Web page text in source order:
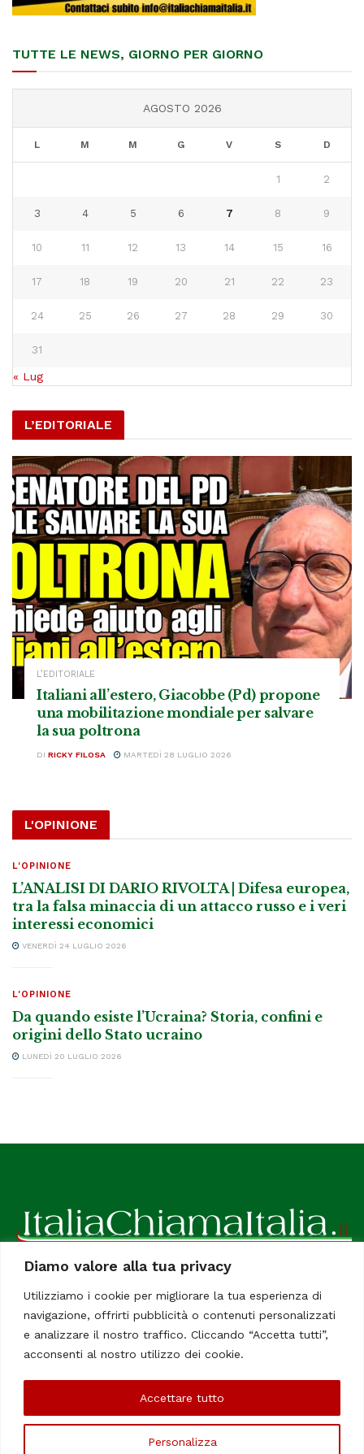
Diamo valore alla tua privacy
Utilizziamo i cookie per migliorare la tua esperienza di
navigazione, offrirti pubblicità o contenuti personalizzati
e analizzare il nostro traffico. Cliccando “Accetta tutti”,
acconsenti al nostro utilizzo dei cookie.
Personalizza
Accettare tutto
TUTTE LE NEWS, GIORNO PER GIORNO
AGOSTO 2026
L M M G V S D
1 2
3 4 5 6 7 8 9
10 11 12 13 14 15 16
17 18 19 20 21 22 23
24 25 26 27 28 29 30
31
« Lug
L’EDITORIALE
L’EDITORIALE
Italiani all’estero, Giacobbe (Pd) propone
una mobilitazione mondiale per salvare
la sua poltrona
DI RICKY FILOSA MARTEDÌ 28 LUGLIO 2026
L'OPINIONE
L'OPINIONE
L’ANALISI DI DARIO RIVOLTA | Difesa europea,
tra la falsa minaccia di un attacco russo e i veri
interessi economici
VENERDÌ 24 LUGLIO 2026
L'OPINIONE
Da quando esiste l’Ucraina? Storia, confini e
origini dello Stato ucraino
LUNEDÌ 20 LUGLIO 2026
ItaliaChiamaItalia, il TUO quotidiano online preferito.
Dedicato in particolare a tutti gli italiani residenti all'estero.
Tutti i diritti sono riservati. Quotidiano online indipendente
Le Firme
©Copyright 2006/2020 - ItaliaChiamaItalia